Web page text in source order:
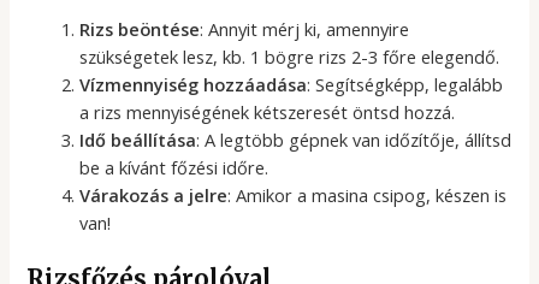
Rizs beöntése: Annyit mérj ki, amennyire
szükségetek lesz, kb. 1 bögre rizs 2-3 főre elegendő.
Vízmennyiség hozzáadása: Segítségképp, legalább
a rizs mennyiségének kétszeresét öntsd hozzá.
Idő beállítása: A legtöbb gépnek van időzítője, állítsd
be a kívánt főzési időre.
Várakozás a jelre: Amikor a masina csipog, készen is
van!